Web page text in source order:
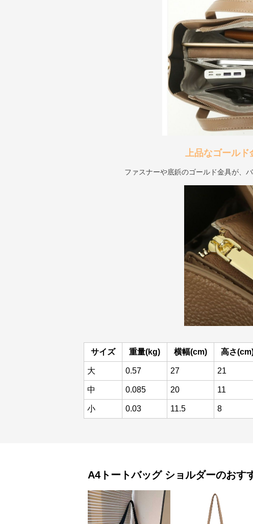
上品なゴールド
ファスナーや底鋲のゴールド金具が、
サイズ 重量(kg) 横幅(cm) 高さ
大 0.57 27 21
中 0.085 20 11
小 0.03 11.5 8
A4トートバッグ ショルダーのおす